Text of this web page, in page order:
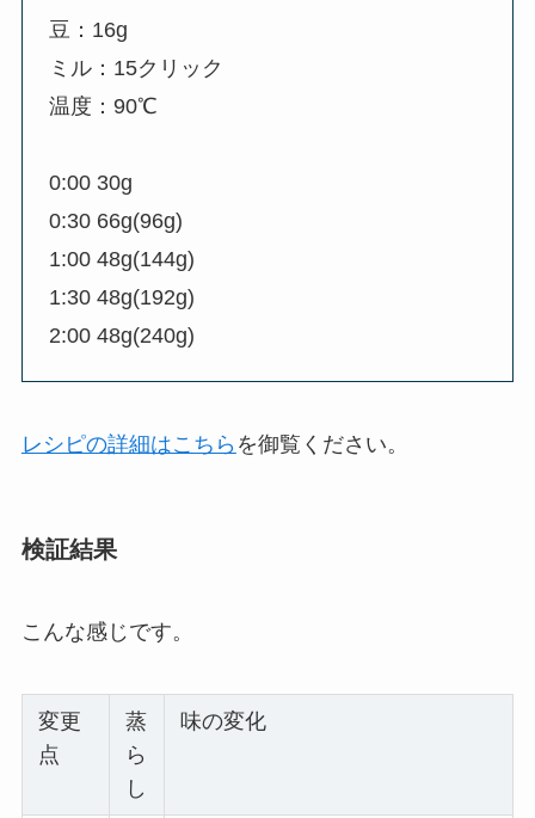
豆：16g
ミル：15クリック
温度：90℃
0:00 30g
0:30 66g(96g)
1:00 48g(144g)
1:30 48g(192g)
2:00 48g(240g)
レシピの詳細はこちら を御覧ください。
検証結果
こんな感じです。
変更
点
蒸
ら
し
味の変化